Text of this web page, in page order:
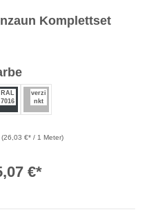
Komplettset
auswählen
RAL
7016
verzi
nkt
(26,03 €* / 1 Meter)
€*